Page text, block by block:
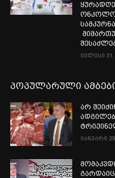
ივლისი 31,
პოპულარული
არ
იანვარი